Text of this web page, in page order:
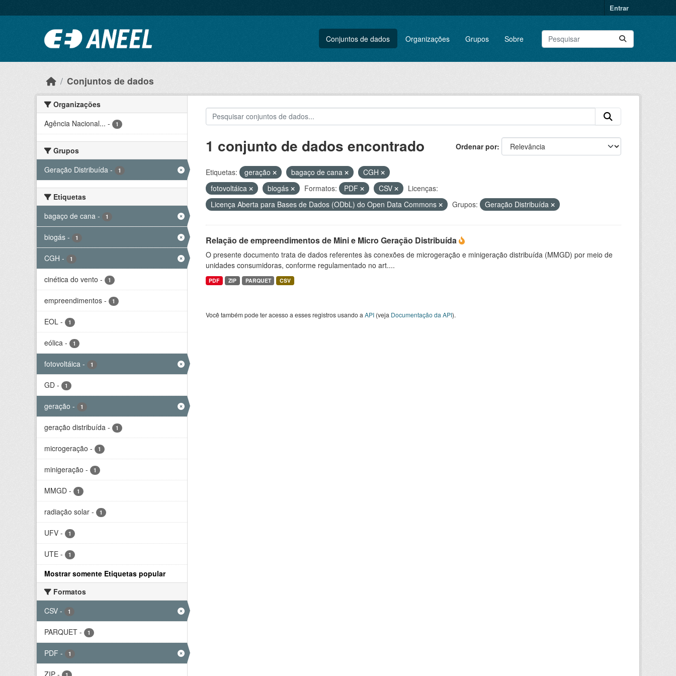
Entrar
Conjuntos de dados Organizações Grupos Sobre
Conjuntos de dados
Organizações
Agência Nacional... - 1
Grupos
Geração Distribuída - 1
Etiquetas
bagaço de cana - 1
biogás - 1
CGH - 1
cinética do vento - 1
empreendimentos - 1
EOL - 1
eólica - 1
fotovoltáica - 1
GD - 1
geração - 1
geração distribuída - 1
microgeração - 1
minigeração - 1
MMGD - 1
radiação solar - 1
UFV - 1
UTE - 1
Mostrar somente Etiquetas popular
Formatos
CSV - 1
PARQUET - 1
PDF - 1
ZIP -
Ordenar por
1 conjunto de dados encontrado
Etiquetas: geração bagaço de cana
CGH
fotovoltáica
biogás Formatos: PDF CSV
Licenças:
Licença Aberta para Bases de Dados (ODbL) do Open Data Commons
Grupos: Geração Distribuída
Relação de empreendimentos de Mini e Micro Geração Distribuída
O presente documento trata de dados referentes às conexões de microgeração e minigeração distribuída (MMGD) por meio de
unidades consumidoras, conforme regulamentado no art....
PDF ZIP PARQUET CSV
Você também pode ter acesso a esses registros usando a API(veja Documentação da API).